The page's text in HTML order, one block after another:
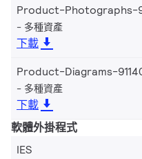
Product-Photographs-
多種資產
下載
Product-Diagrams-
多種資產
下載
軟體外掛程式
IES